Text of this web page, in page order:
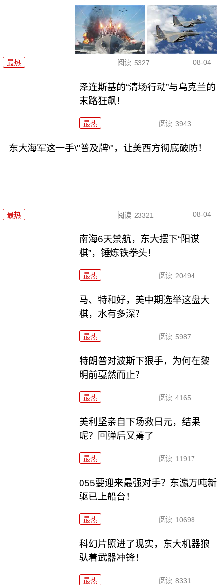
最热 阅读 5327 08-04
泽连斯基的“清场行动”与乌克兰的
末路狂飙！
最热 阅读 3943
东大海军这一手\"普及牌\"，让美西方彻底破防！
最热 阅读 23321 08-04
南海6天禁航，东大摆下“阳谋
棋”，锤炼铁拳头！
最热 阅读 20494
马、特和好，美中期选举这盘大
棋，水有多深？
最热 阅读 5987
特朗普对波斯下狠手，为何在黎
明前戛然而止？
最热 阅读 4165
美利坚亲自下场救日元，结果
呢？回弹后又蔫了
最热 阅读 11917
055要迎来最强对手？东瀛万吨新
驱已上船台！
最热 阅读 10698
科幻片照进了现实，东大机器狼
驮着武器冲锋！
最热 阅读 8331